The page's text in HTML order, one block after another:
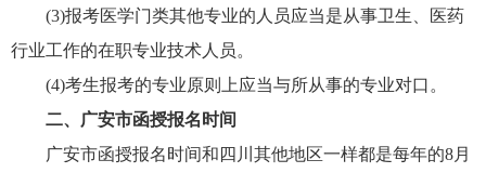
(3)报考医学门类其他专业的人员应当是从事卫生、医药
行业工作的在职专业技术人员。
(4)考生报考的专业原则上应当与所从事的专业对口。
二、
广安市函授报名时间
广安市函授报名时间和四川其他地区一样都是每年的8月